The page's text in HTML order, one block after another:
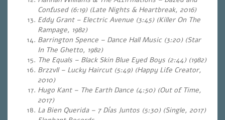
Confused (6:19) (Late Nights & Heartbreak, 2016)
Eddy Grant – Electric Avenue (3:45) (Killer On The
Rampage, 1982)
Barrington Spence – Dance Hall Music (3:20) (Star
In The Ghetto, 1982)
The Equals – Black Skin Blue Eyed Boys (2:44) (1982)
Brzzvll – Lucky Haircut (5:49) (Happy Life Creator,
2010)
Hugo Kant – The Earth Dance (4:50) (Out of Time,
2017)
La Bien Querida – 7 Días Juntos (5:30) (Single, 2017)